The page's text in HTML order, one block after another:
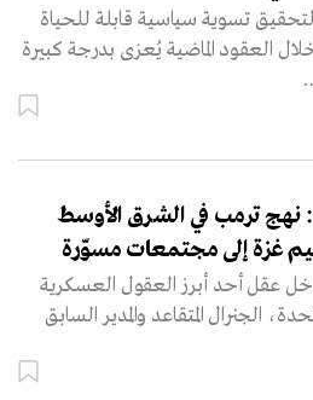
تسوية سياسية قابلة للحياة
العقود الماضية يُعزى بدرجة كبيرة
نهج ترمب في الشرق الأوسط
غزة إلى مجتمعات مسوّرة
عقل أحد أبرز العقول العسكرية
الجنرال المتقاعد والمدير السابق